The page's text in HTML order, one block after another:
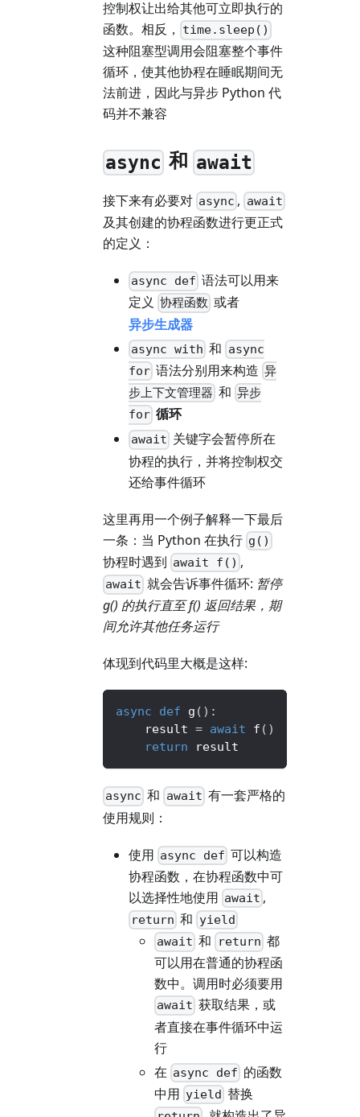
控制权让出给其他可立即执行的
函数。相反，
time.sleep()
这种阻塞型调用会阻塞整个事件
循环，使其他协程在睡眠期间无
法前进，因此与异步 Python 代
码并不兼容
async 和await
接下来有必要对 async , await
及其创建的协程函数进行更正式
的定义：
async def 语法可以用来
定义 协程函数 或者
异步生成器
async with 和 async
for 语法分别用来构造异
步上下文管理器 和异步
for 循环
await 关键字会暂停所在
协程的执行，并将控制权交
还给事件循环
这里再用一个例子解释一下最后
一条：当 Python 在执行 g()
协程时遇到 await f() ,
await 就会告诉事件循环: 暂停
g() 的执行直至 f() 返回结果，期
间允许其他任务运行
体现到代码里大概是这样:
async def g ( ) :
    result
= await f ( )
return result
async 和 await 有一套严格的
使用规则：
使用 async def 可以构造
协程函数，在协程函数中可
以选择性地使用 await ,
return 和 yield
await 和 return 都
可以用在普通的协程函
数中。调用时必须要用
await 获取结果，或
者直接在事件循环中运
行
在 async def 的函数
中用 yield 替换